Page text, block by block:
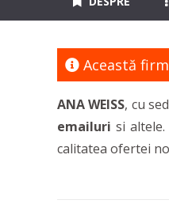
Această
ANA WEISS, cu
emailuri si
calitatea ofertei